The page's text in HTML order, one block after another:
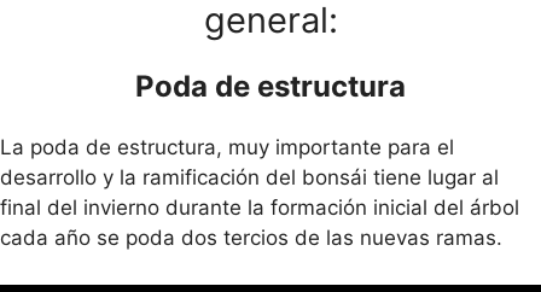
general:
Poda de estructura
La poda de estructura, muy importante para el
desarrollo y la ramificación del bonsái tiene lugar al
final del invierno durante la formación inicial del árbol
cada año se poda dos tercios de las nuevas ramas.